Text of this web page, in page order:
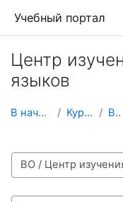
Учебный портал
Центр
языков
В начало Курсы ВО
Категории курсов